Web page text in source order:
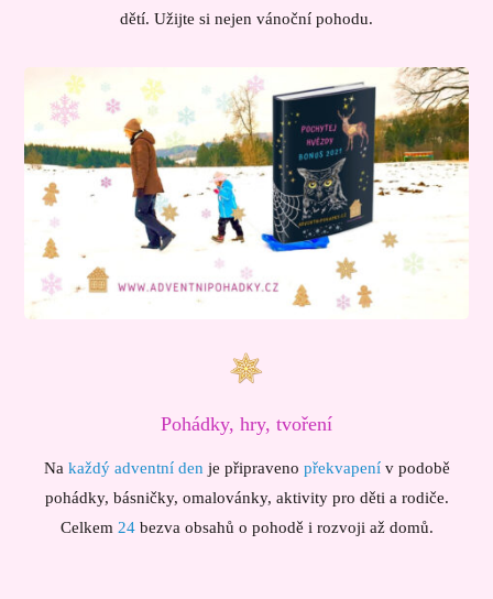
dětí. Užijte si nejen vánoční pohodu.
Pohádky, hry, tvoření
Na každý adventní den je připraveno překvapenív podobě
pohádky, básničky, omalovánky, aktivity pro děti a rodiče.
Celkem 24bezva obsahů o pohodě i rozvoji až domů.